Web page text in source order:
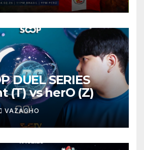
DUEL SERIES
(T) vs herO (Z)
VAZAGHO